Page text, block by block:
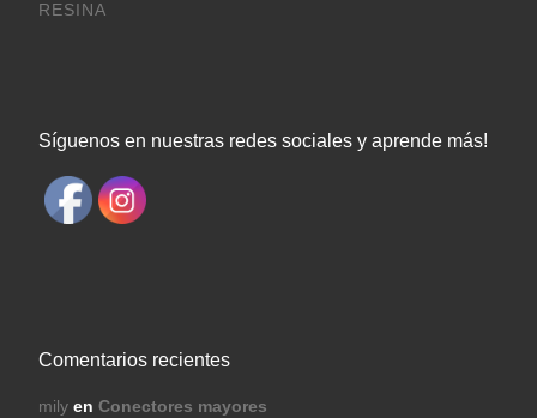
RESINA
Síguenos en nuestras redes sociales y aprende más!
Comentarios recientes
milyen Conectores mayores